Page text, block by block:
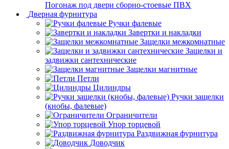
Погонаж под двери сборно-стоевые ПВХ
Дверная фурнитура
Ручки фалевые
Завертки и накладки
Защелки межкомнатные
Защелки и
задвижки сантехнические
Защелки магнитные
Петли
Цилиндры
Ручки защелки
(кнобы, фалевые)
Ограничители
Упор торцевой
Раздвижная фурнитура
Доводчик